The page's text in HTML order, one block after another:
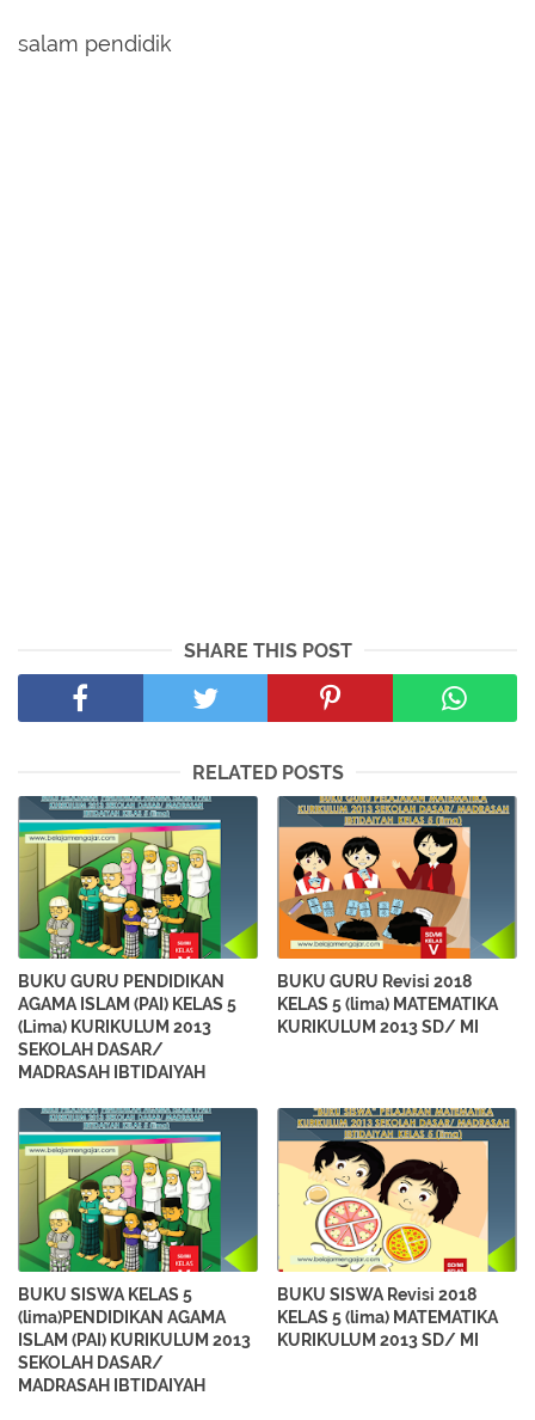
salam pendidik
SHARE THIS POST
RELATED POSTS
BUKU GURU PENDIDIKAN
AGAMA ISLAM (PAI) KELAS 5
(Lima) KURIKULUM 2013
SEKOLAH DASAR/
MADRASAH IBTIDAIYAH
BUKU GURU Revisi 2018
KELAS 5 (lima) MATEMATIKA
KURIKULUM 2013 SD/ MI
BUKU SISWA KELAS 5
(lima)PENDIDIKAN AGAMA
ISLAM (PAI) KURIKULUM 2013
SEKOLAH DASAR/
MADRASAH IBTIDAIYAH
BUKU SISWA Revisi 2018
KELAS 5 (lima) MATEMATIKA
KURIKULUM 2013 SD/ MI